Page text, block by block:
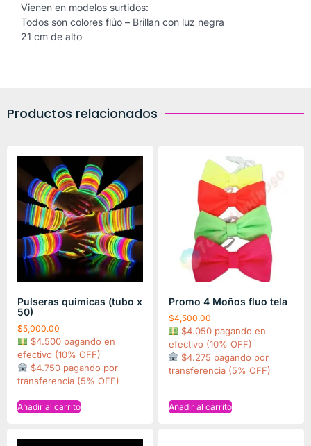
Vienen en modelos surtidos:
Todos son colores flúo – Brillan con luz negra
21 cm de alto
Productos relacionados
Pulseras quimicas (tubo x
50)
$5,000.00
$4.500 pagando en
efectivo (10% OFF)
$4.750 pagando por
transferencia (5% OFF)
Añadir al carrito
Promo 4 Moños fluo tela
$4,500.00
$4.050 pagando en
efectivo (10% OFF)
$4.275 pagando por
transferencia (5% OFF)
Añadir al carrito